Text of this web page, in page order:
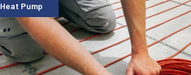
Heat Pump